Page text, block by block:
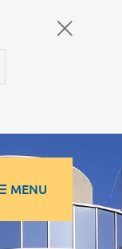
MENU